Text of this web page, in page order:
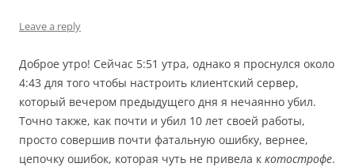
Leave a reply
Доброе утро! Сейчас 5:51 утра, однако я проснулся около
4:43 для того чтобы настроить клиентский сервер,
который вечером предыдущего дня я нечаянно убил.
Точно также, как почти и убил 10 лет своей работы,
просто совершив почти фатальную ошибку, вернее,
цепочку ошибок, которая чуть не привела к котострофе.